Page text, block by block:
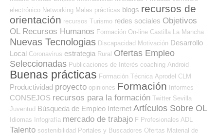
electrónico Networking Malas prácticas blogs recursos de
orientación recursos Turismo redes sociales Objetivos
OL Recursos Humanos Formación On-line Castilla La Mancha
Nuevas Tecnologias Discapacidad Motivación Desarrollo
Local Coronavirus estrategia Rural Ofertas Empleo
Seleccionadas Publicaciones de Interés coaching Android
Buenas prácticas Formación Técnica Aprodel CLM
Productividad proyecto opiniones Formación Informes
CONSEJOS recursos para la formación Twitter Sevilla
Juventud Búsqueda de Empleo Internet Artículos Sobre OL
Idiomas Infografía mercado de trabajo F Profesionales ADL
Talento sostenibilidad Portales y Buscadores Ofertas Material de